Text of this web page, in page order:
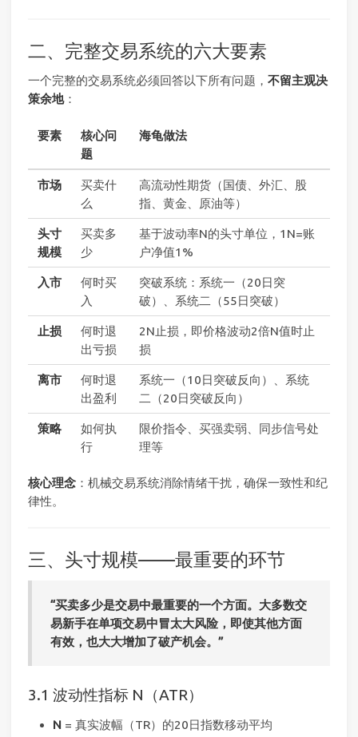
二、完整交易系统的六大要素
一个完整的交易系统必须回答以下所有问题， 不留主观决
策余地：
要素
核心问
题
海龟做法
市场
买卖什
么
高流动性期货（国债、外汇、股
指、黄金、原油等）
头寸
规模
买卖多
少
基于波动率N的头寸单位，1N=账
户净值1%
入市
何时买
入
突破系统：系统一（20日突
破）、系统二（55日突破）
止损
何时退
出亏损
2N止损，即价格波动2倍N值时止
损
离市
何时退
出盈利
系统一（10日突破反向）、系统
二（20日突破反向）
策略
如何执
行
限价指令、买强卖弱、同步信号处
理等
核心理念 ：机械交易系统消除情绪干扰，确保一致性和纪
律性。
三、头寸规模——最重要的环节
“买卖多少是交易中最重要的一个方面。大多数交
易新手在单项交易中冒太大风险，即使其他方面
有效，也大大增加了破产机会。”
3.1 波动性指标 N（ATR）
N= 真实波幅（TR）的20日指数移动平均